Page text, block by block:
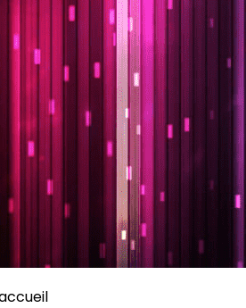
colonnes
les colonnes affichées
activités